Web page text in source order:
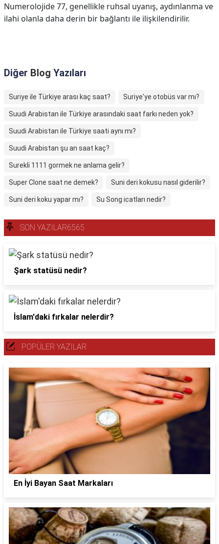
Numerolojide 77, genellikle ruhsal uyanış, aydınlanma ve
ilahi olanla daha derin bir bağlantı ile ilişkilendirilir.
Diğer Blog Yazıları
Suriye ile Türkiye arası kaç saat? Suriye'ye otobüs var mı?
Suudi Arabistan ile Türkiye arasındaki saat farkı neden yok?
Suudi Arabistan ile Türkiye saati aynı mı?
Suudi Arabistan şu an saat kaç?
Surekli 1111 gormek ne anlama gelir?
Super Clone saat ne demek? Suni deri kokusu nasıl giderilir?
Suni deri koku yapar mı? Su Song icatları nedir?
SON YAZILAR6565
Şark statüsü nedir?
İslam'daki fırkalar nelerdir?
POPÜLER YAZILAR
En İyi Bayan Saat Markaları